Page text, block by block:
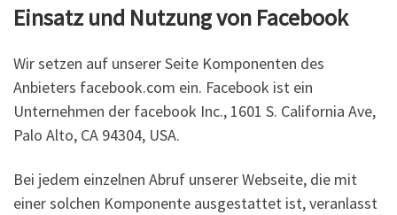
Einsatz und Nutzung von Facebook
Wir setzen auf unserer Seite Komponenten des
Anbieters facebook.com ein. Facebook ist ein
Unternehmen der facebook Inc., 1601 S. California Ave,
Palo Alto, CA 94304, USA.
Bei jedem einzelnen Abruf unserer Webseite, die mit
einer solchen Komponente ausgestattet ist, veranlasst